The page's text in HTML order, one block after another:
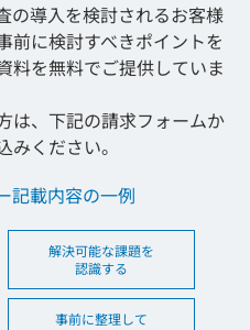
の導入を検討されるお客様
前に検討すべきポイントを
料を無料でご提供していま
は、下記の請求フォームか
みください。
記載内容の一例
解決可能な課題を
認識する
事前に整理して